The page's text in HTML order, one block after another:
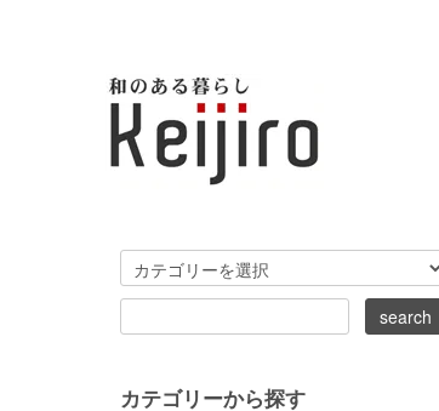
カテゴリーから探す